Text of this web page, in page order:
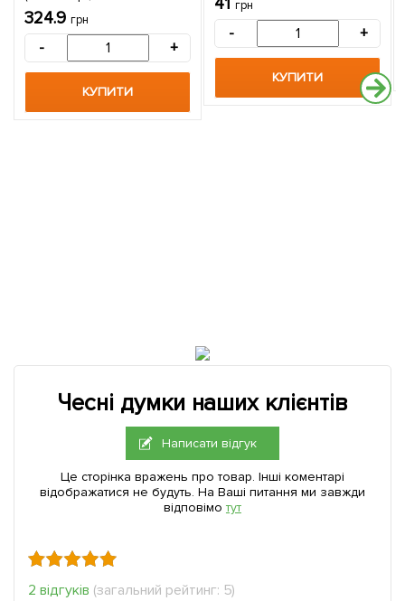
середньостиглий термін
дозрівання) 1 саджанець в
324.9 грн
- +
КУПИТИ
грн
- +
КУПИТИ
Чесні думки наших клієнтів
Написати відгук
Це сторінка вражень про товар. Інші коментарі
відображатися не будуть. На Ваші питання ми завжди
відповімо тут
2 відгуків (загальний рейтинг: 5)